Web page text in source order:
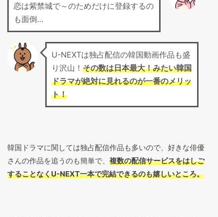
恋は紫禁城で～のためだけに登録するの
も面倒…
U-NEXTは独占配信の韓国動画作品も盛
り沢山！ その数は日本最大！みたい韓国
ドラマが絶対に見れるのが一番のメリッ
ト！
韓国ドラマに関しては独占配信作品も多いので、好きな俳優
さんの作品を追うのも簡単で、 複数の配信サービスをはしご
することなくU-NEXT一本で完結できるのも嬉しいところ。